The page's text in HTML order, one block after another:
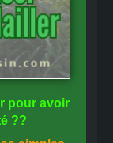
pour avoir
??